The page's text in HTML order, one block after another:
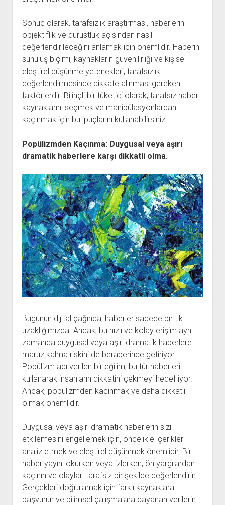
Sonuç olarak, tarafsızlık araştırması, haberlerin
objektiflik ve dürüstlük açısından nasıl
değerlendirileceğini anlamak için önemlidir. Haberin
sunuluş biçimi, kaynakların güvenilirliği ve kişisel
eleştirel düşünme yetenekleri, tarafsızlık
değerlendirmesinde dikkate alınması gereken
faktörlerdir. Bilinçli bir tüketici olarak, tarafsız haber
kaynaklarını seçmek ve manipülasyonlardan
kaçınmak için bu ipuçlarını kullanabilirsiniz.
Popülizmden Kaçınma: Duygusal veya aşırı
dramatik haberlere karşı dikkatli olma.
Bugünün dijital çağında, haberler sadece bir tık
uzaklığımızda. Ancak, bu hızlı ve kolay erişim aynı
zamanda duygusal veya aşırı dramatik haberlere
maruz kalma riskini de beraberinde getiriyor.
Popülizm adı verilen bir eğilim, bu tür haberleri
kullanarak insanların dikkatini çekmeyi hedefliyor.
Ancak, popülizmden kaçınmak ve daha dikkatli
olmak önemlidir.
Duygusal veya aşırı dramatik haberlerin sizi
etkilemesini engellemek için, öncelikle içerikleri
analiz etmek ve eleştirel düşünmek önemlidir. Bir
haber yayını okurken veya izlerken, ön yargılardan
kaçının ve olayları tarafsız bir şekilde değerlendirin.
Gerçekleri doğrulamak için farklı kaynaklara
başvurun ve bilimsel çalışmalara dayanan verilerin